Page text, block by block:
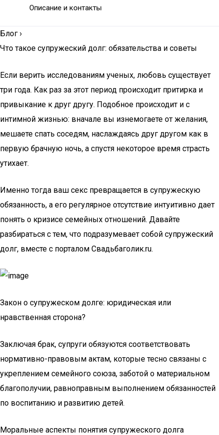
Описание и контакты
Блог ›
Что такое супружеский долг: обязательства и советы
Если верить исследованиям ученых, любовь существует
три года. Как раз за этот период происходит притирка и
привыкание к друг другу. Подобное происходит и с
интимной жизнью: вначале вы изнемогаете от желания,
мешаете спать соседям, наслаждаясь друг другом как в
первую брачную ночь, а спустя некоторое время страсть
утихает.
Именно тогда ваш секс превращается в супружескую
обязанность, а его регулярное отсутствие интуитивно дает
понять о кризисе семейных отношений. Давайте
разбираться с тем, что подразумевает собой супружеский
долг, вместе с порталом Свадьбаголик.ru.
Закон о супружеском долге: юридическая или
нравственная сторона?
Заключая брак, супруги обязуются соответствовать
нормативно-правовым актам, которые тесно связаны с
укреплением семейного союза, заботой о материальном
благополучии, равноправным выполнением обязанностей
по воспитанию и развитию детей.
Моральные аспекты понятия супружеского долга